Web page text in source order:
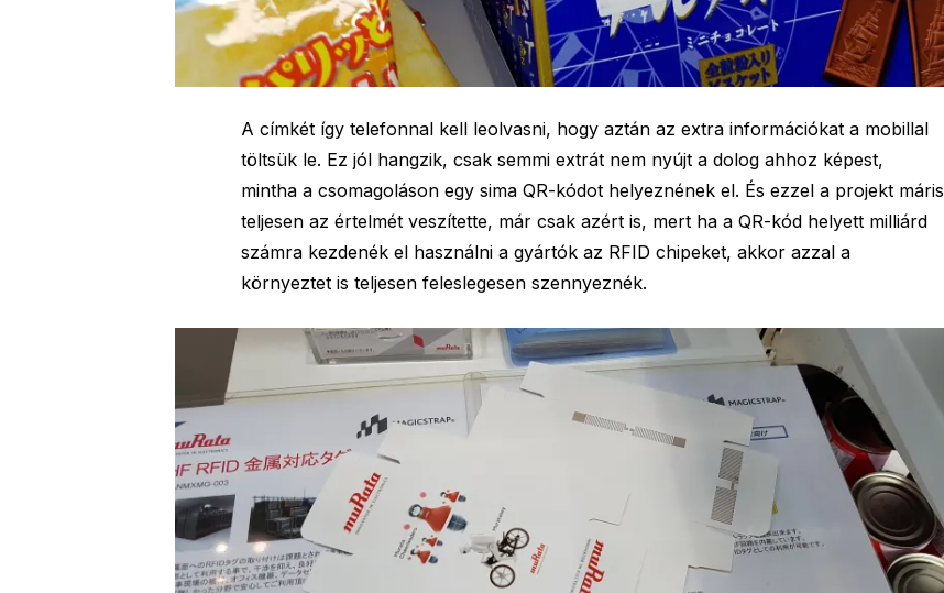
A címkét így telefonnal kell leolvasni, hogy aztán az extra információkat a mobillal
töltsük le. Ez jól hangzik, csak semmi extrát nem nyújt a dolog ahhoz képest,
mintha a csomagoláson egy sima QR-kódot helyeznének el. És ezzel a projekt máris
teljesen az értelmét veszítette, már csak azért is, mert ha a QR-kód helyett milliárd
számra kezdenék el használni a gyártók az RFID chipeket, akkor azzal a
környeztet is teljesen feleslegesen szennyeznék.